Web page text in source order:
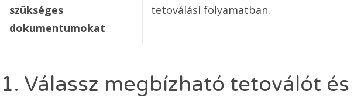
szükséges
dokumentumokat
tetoválási folyamatban.
1. Válassz megbízható tetoválót